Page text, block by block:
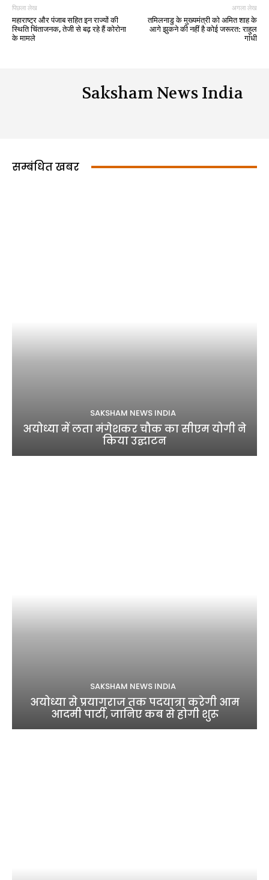
पिछला लेख
महाराष्ट्र और पंजाब सहित इन राज्यों की
स्थिति चिंताजनक, तेजी से बढ़ रहे हैं कोरोना
के मामले
अगला लेख
तमिलनाडु के मुख्यमंत्री को अमित शाह के
आगे झुकने की नहीं है कोई जरूरत: राहुल
गांधी
Saksham News India
सम्बंधित खबर
SAKSHAM NEWS INDIA
अयोध्या में लता मंगेशकर चौक का सीएम योगी ने
किया उद्घाटन
SAKSHAM NEWS INDIA
अयोध्या से प्रयागराज तक पदयात्रा करेगी आम
आदमी पार्टी, जानिए कब से होगी शुरू